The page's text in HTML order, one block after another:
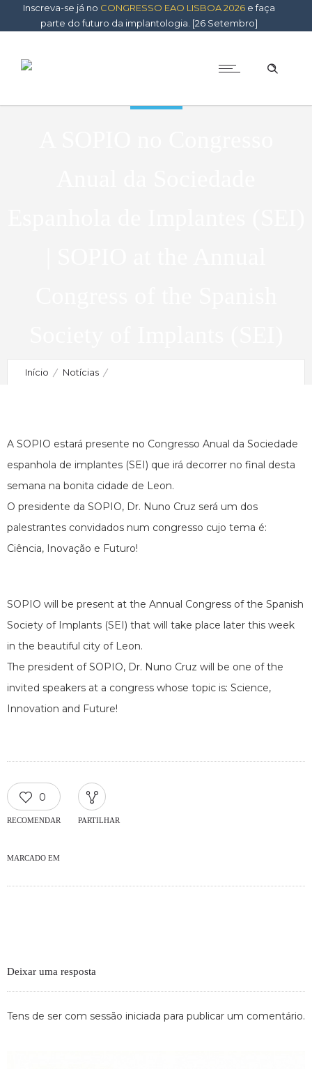
Inscreva-se já no CONGRESSO EAO LISBOA 2026 e faça
parte do futuro da implantologia. [26 Setembro]
2017-06-12
Início Notícias
Spanish Society of Implants (SEI)
A SOPIO estará presente no Congresso Anual da Sociedade
espanhola de implantes (SEI) que irá decorrer no final desta
semana na bonita cidade de Leon.
O presidente da SOPIO, Dr. Nuno Cruz será um dos
palestrantes convidados num congresso cujo tema é:
Ciência, Inovação e Futuro!
SOPIO will be present at the Annual Congress of the Spanish
Society of Implants (SEI) that will take place later this week
in the beautiful city of Leon.
The president of SOPIO, Dr. Nuno Cruz will be one of the
invited speakers at a congress whose topic is: Science,
Innovation and Future!
0
RECOMENDAR PARTILHAR
MARCADO EM
Deixar uma resposta
Tens de ser com sessão iniciada para publicar um comentário.